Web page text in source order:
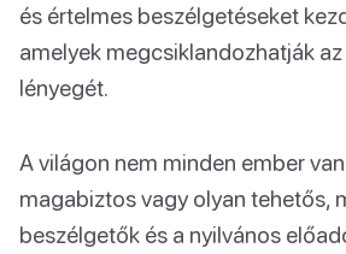
és értelmes beszélgetéseket
amelyek megcsiklandozhatják
lényegét.
A világon nem minden ember
magabiztos vagy olyan tehetős,
beszélgetők és a nyilvános